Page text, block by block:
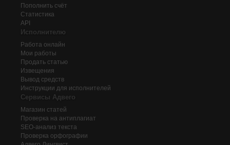
Пополнить счёт
Статистика
API
Исполнителю
Работа онлайн
Мои работы
Продать статью
Извещения
Вывод средств
Инструкции для исполнителей
Сервисы Адвего
Магазин статей
Проверка на антиплагиат
SEO-анализ текста
Проверка орфографии